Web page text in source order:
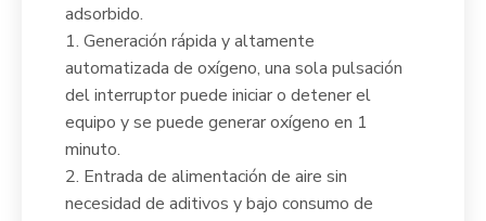
adsorbido.
1. Generación rápida y altamente
automatizada de oxígeno, una sola pulsación
del interruptor puede iniciar o detener el
equipo y se puede generar oxígeno en 1
minuto.
2. Entrada de alimentación de aire sin
necesidad de aditivos y bajo consumo de